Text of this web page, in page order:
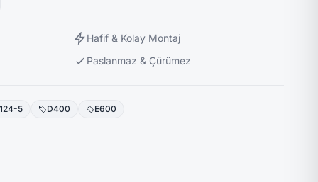
Hafif & Kolay Montaj
Paslanmaz & Çürümez
5 D400 E600